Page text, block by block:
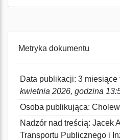
Metryka dokumentu
Data publikacji: 3 miesiące
kwietnia 2026, godzina
Osoba publikująca:
Nadzór nad treścią: Jacek
Transportu Publicznego i